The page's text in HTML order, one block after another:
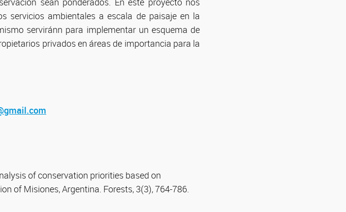
servicios ambientales a escala de paisaje en la
serviránn para implementar un esquema de
privados en áreas de importancia para la
of conservation priorities based on
of Misiones, Argentina. Forests, 3(3), 764-786.